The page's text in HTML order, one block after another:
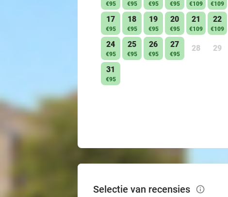
€95 €95 €95 €95 €109 €109
17
€95
18
€95
19
€95
20
€95
21
€109
22
€109
24
€95
25
€95
26
€95
27
€95
28 29
31
€95
Selectie van recensies info_outlined